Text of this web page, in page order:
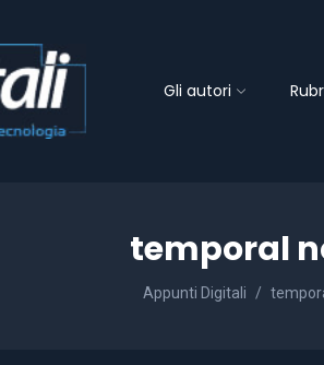
Gli autori
temporal
Appunti Digitali